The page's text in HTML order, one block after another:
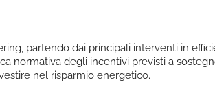
partendo dai principali interventi in
normativa degli incentivi previsti a
nel risparmio energetico.